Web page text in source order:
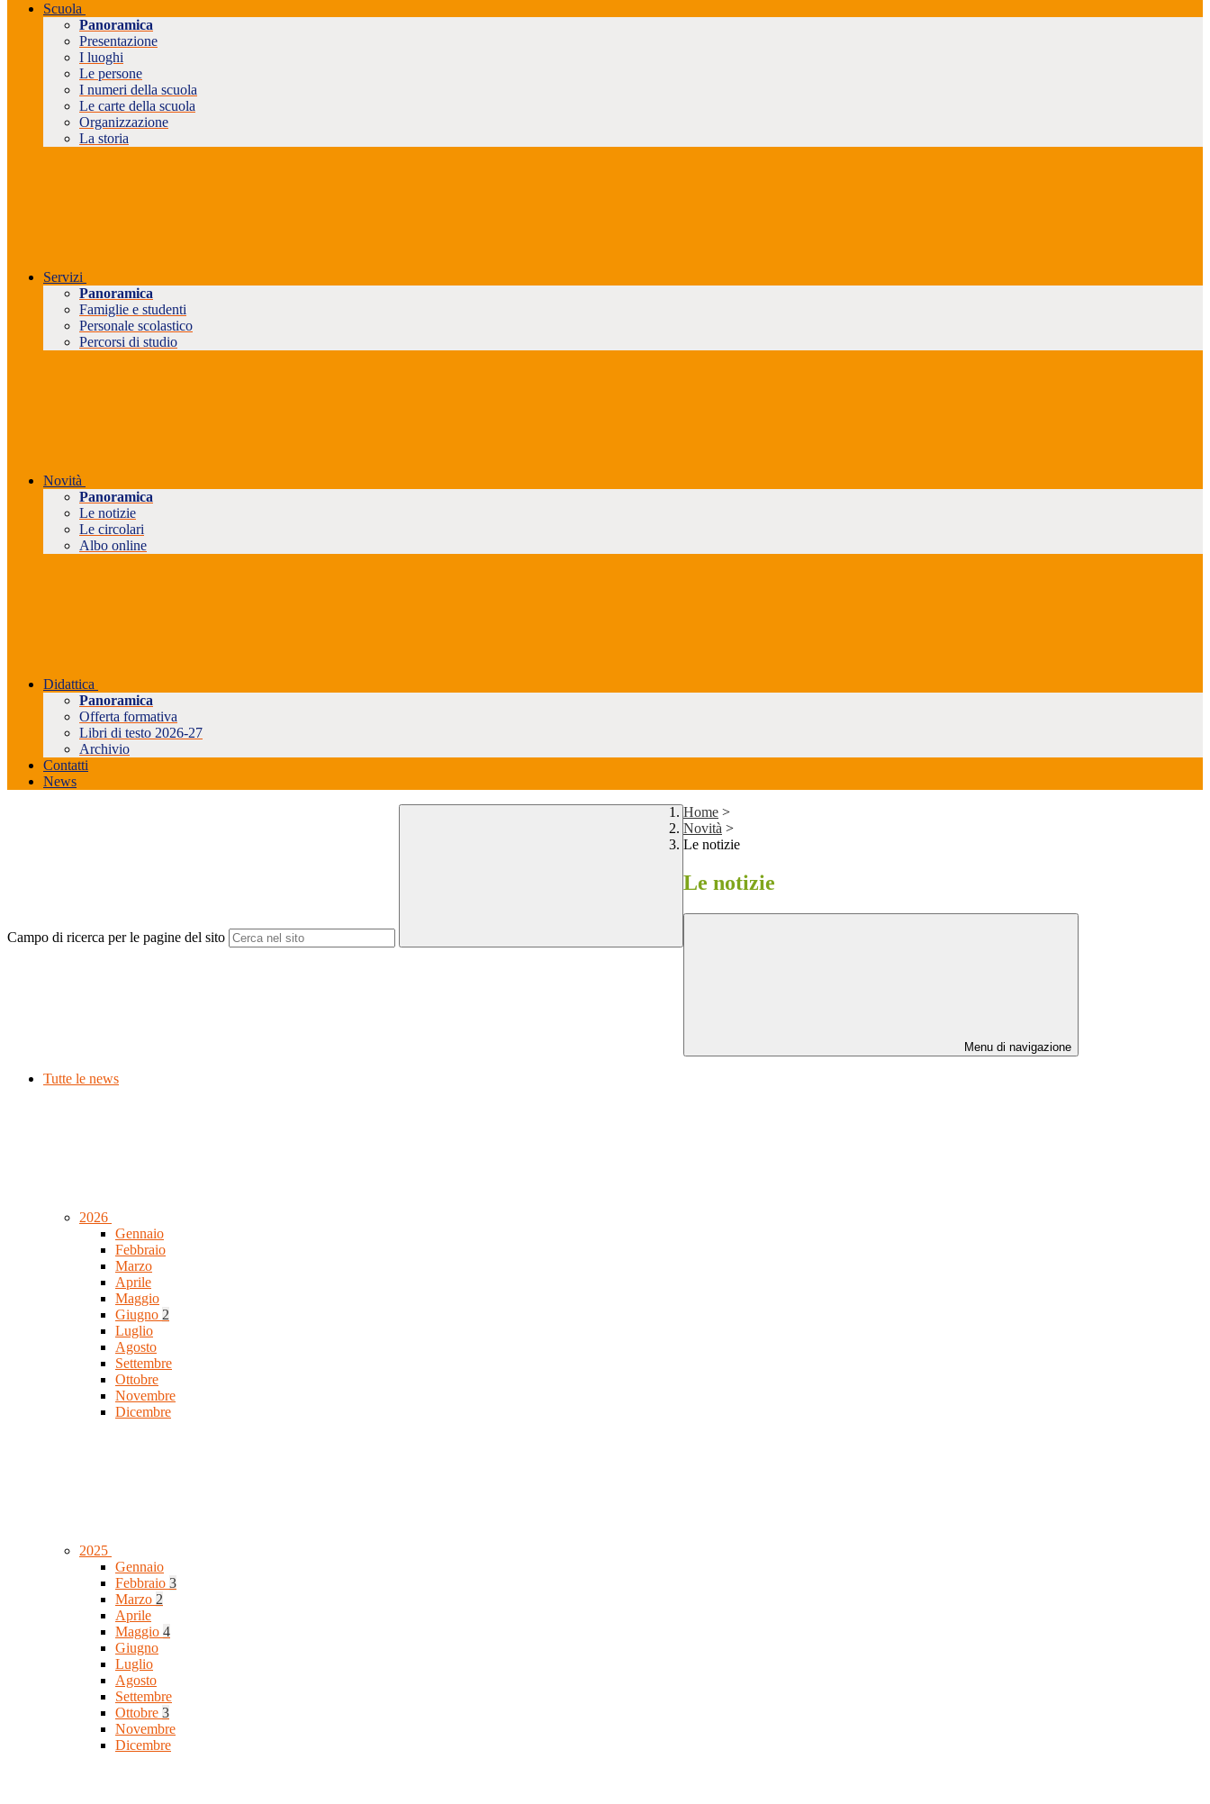
Scuola
Panoramica
Presentazione
I luoghi
Le persone
I numeri della scuola
Le carte della scuola
Organizzazione
La storia
Servizi
Panoramica
Famiglie e studenti
Personale scolastico
Percorsi di studio
Novità
Panoramica
Le notizie
Le circolari
Albo online
Didattica
Panoramica
Offerta formativa
Libri di testo 2026-27
Archivio
Contatti
News
Campo di ricerca per le pagine del sito
Home >
Novità >
Le notizie
Le notizie
Menu di navigazione
Tutte le news
2026
Gennaio
Febbraio
Marzo
Aprile
Maggio
Giugno 2
Luglio
Agosto
Settembre
Ottobre
Novembre
Dicembre
2025
Gennaio
Febbraio 3
Marzo 2
Aprile
Maggio 4
Giugno
Luglio
Agosto
Settembre
Ottobre 3
Novembre
Dicembre